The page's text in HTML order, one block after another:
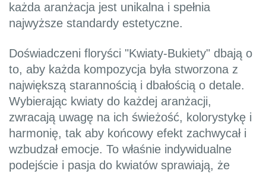
każda aranżacja jest unikalna i spełnia
najwyższe standardy estetyczne.
Doświadczeni floryści "Kwiaty-Bukiety" dbają o
to, aby każda kompozycja była stworzona z
największą starannością i dbałością o detale.
Wybierając kwiaty do każdej aranżacji,
zwracają uwagę na ich świeżość, kolorystykę i
harmonię, tak aby końcowy efekt zachwycał i
wzbudzał emocje. To właśnie indywidualne
podejście i pasja do kwiatów sprawiają, że